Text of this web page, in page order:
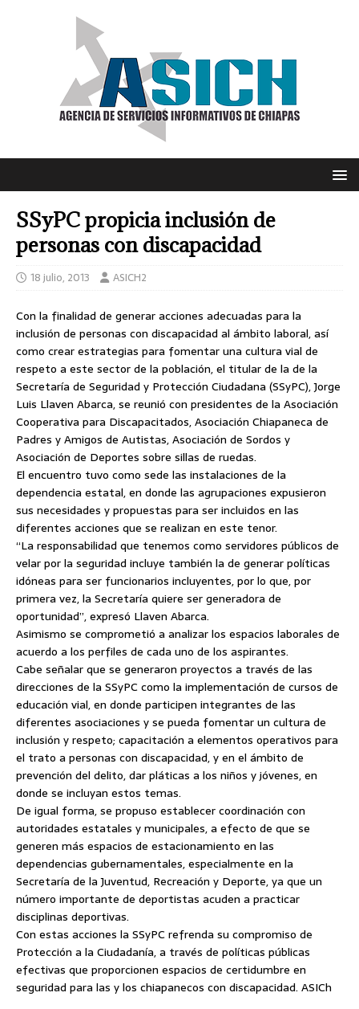
SSyPC propicia inclusión de
personas con discapacidad
18 julio, 2013 ASICH2
Con la finalidad de generar acciones adecuadas para la
inclusión de personas con discapacidad al ámbito laboral, así
como crear estrategias para fomentar una cultura vial de
respeto a este sector de la población, el titular de la de la
Secretaría de Seguridad y Protección Ciudadana (SSyPC), Jorge
Luis Llaven Abarca, se reunió con presidentes de la Asociación
Cooperativa para Discapacitados,Asociación Chiapaneca de
Padres y Amigos de Autistas, Asociación de Sordos y
Asociación de Deportes sobre sillas de ruedas.
El encuentro tuvo como sede las instalaciones de la
dependencia estatal, en donde las agrupaciones expusieron
sus necesidades y propuestas para ser incluidos en las
diferentes acciones que se realizan en este tenor.
“La responsabilidad que tenemos como servidores públicos de
velar por la seguridad incluye también la de generar políticas
idóneas para ser funcionarios incluyentes, por lo que, por
primera vez, la Secretaría quiere ser generadora de
oportunidad”, expresó Llaven Abarca.
Asimismo se comprometió a analizar los espacios laborales de
acuerdo a los perfiles de cada uno de los aspirantes.
Cabe señalar que se generaron proyectos a través de las
direcciones de la SSyPC como la implementación de cursos de
educación vial, en donde participen integrantes de las
diferentes asociaciones y se pueda fomentar un cultura de
inclusión y respeto; capacitación a elementos operativos para
el trato a personas con discapacidad, y en el ámbito de
prevención del delito, dar pláticas a los niños y jóvenes, en
donde se incluyan estos temas.
De igual forma, se propuso establecer coordinación con
autoridades estatales y municipales, a efecto de que se
generen más espacios de estacionamiento en las
dependencias gubernamentales, especialmente en la
Secretaría de la Juventud, Recreación y Deporte, ya que un
número importante de deportistas acuden a practicar
disciplinas deportivas.
Con estas acciones la SSyPC refrenda su compromiso de
Protección a la Ciudadanía, a través de políticas públicas
efectivas que proporcionen espacios de certidumbre en
seguridad para las y los chiapanecos con discapacidad. ASICh